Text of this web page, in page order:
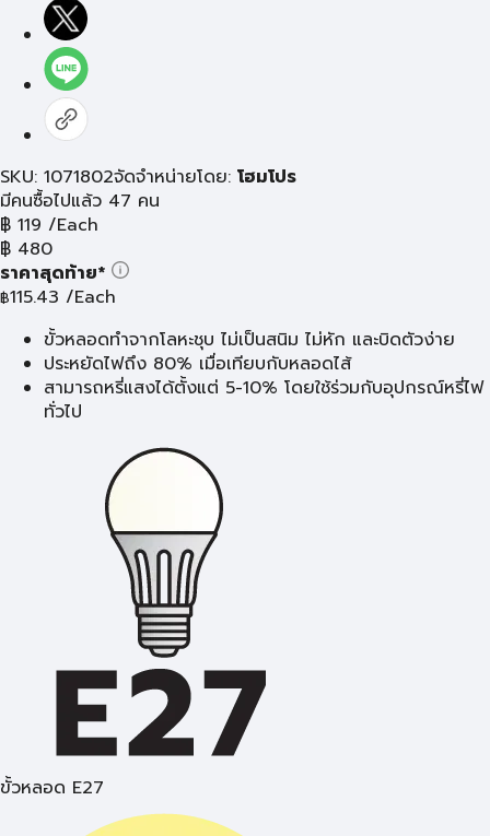
SKU: 1071802จัดจำหน่ายโดย: โฮมโปร
มีคนซื้อไปแล้ว 47 คน
฿ 119 /Each
฿ 480
ราคาสุดท้าย*
฿115.43 /Each
ขั้วหลอดทำจากโลหะชุบ ไม่เป็นสนิม ไม่หัก และบิดตัวง่าย
ประหยัดไฟถึง 80% เมื่อเทียบกับหลอดไส้
สามารถหรี่แสงได้ตั้งแต่ 5-10% โดยใช้ร่วมกับอุปกรณ์หรี่ไฟ
ทั่วไป
ขั้วหลอด E27